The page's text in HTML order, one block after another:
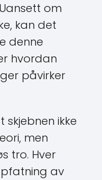
om
kan det
denne
hvordan
påvirker
skjebnen ikke
men
tro. Hver
av